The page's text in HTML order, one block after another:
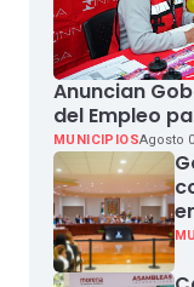
Anuncian
del Empleo
MUNICIPIOSAgosto